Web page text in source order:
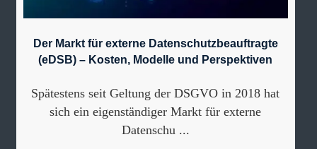
Der Markt für externe Datenschutzbeauftragte
(eDSB) – Kosten, Modelle und Perspektiven
Spätestens seit Geltung der DSGVO in 2018 hat
sich ein eigenständiger Markt für externe
Datenschu ...